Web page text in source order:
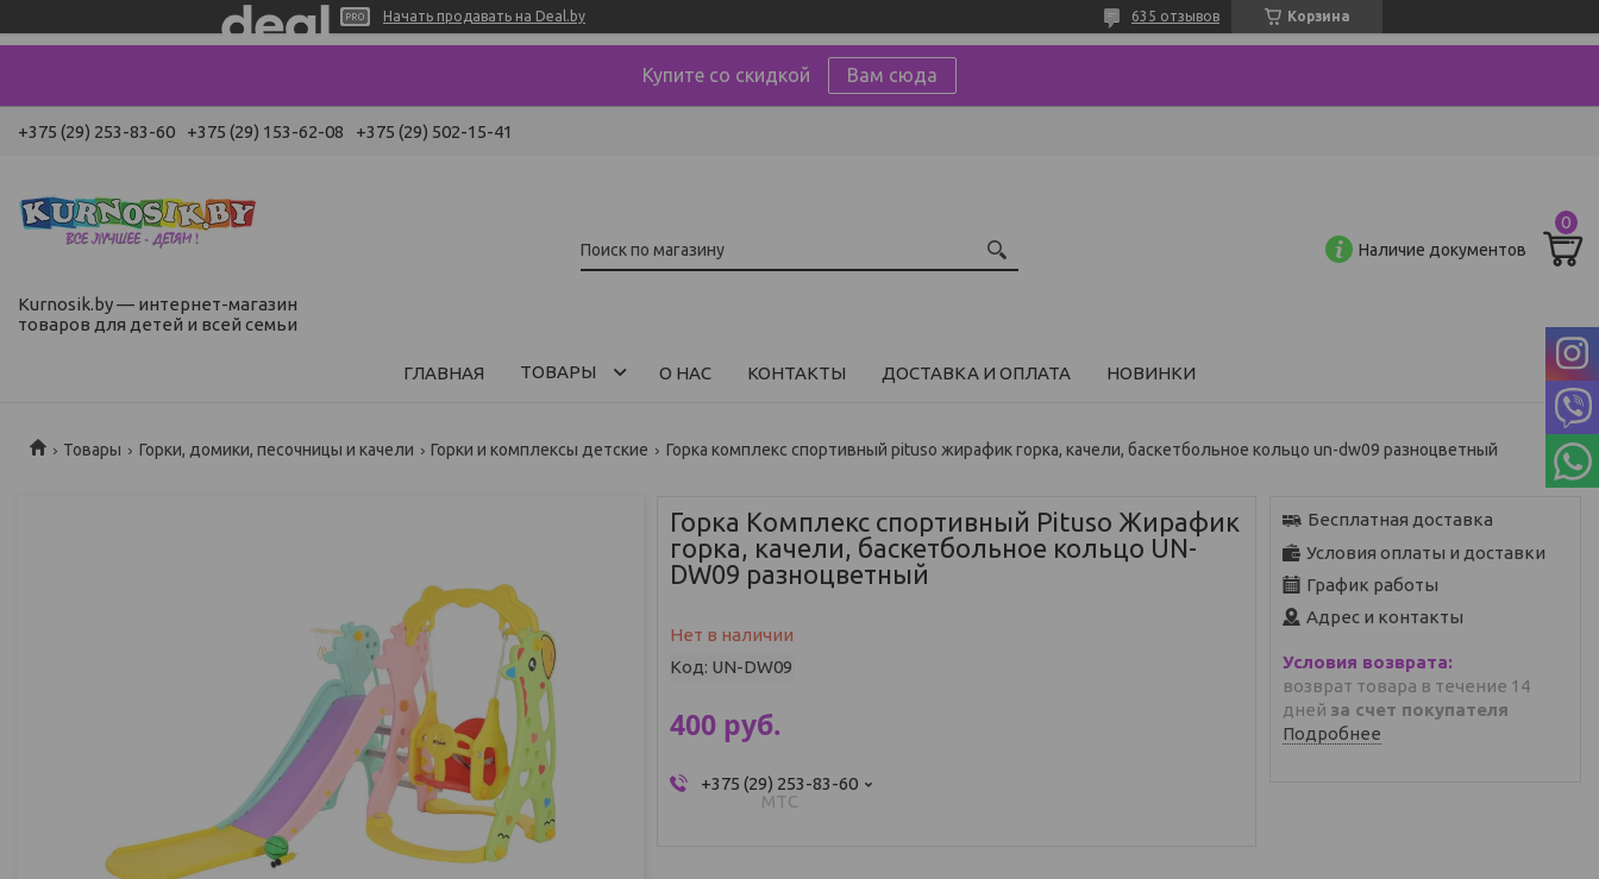
Начать продавать на Deal.by Корзина
635 отзывов
Купите со скидкой Вам сюда
+375 (29) 253-83-60 +375 (29) 153-62-08 +375 (29) 502-15-41
Kurnosik.by — интернет-магазин
товаров для детей и всей семьи
Наличие документов
ГЛАВНАЯ ТОВАРЫ О НАС КОНТАКТЫ ДОСТАВКА И ОПЛАТА НОВИНКИ
Товары Горки, домики, песочницы и качели Горки и комплексы детские Горка комплекс спортивный pituso жирафик горка, качели, баскетбольное кольцо un-dw09 разноцветный
Горка Комплекс спортивный Pituso Жирафик
горка, качели, баскетбольное кольцо UN-
DW09 разноцветный
Нет в наличии
Код: UN-DW09
400 руб.
+375 (29) 253-83-60
МТС
Бесплатная доставка
Условия оплаты и доставки
График работы
Адрес и контакты
возврат товара в течение 14
дней за счет покупателя
Подробнее